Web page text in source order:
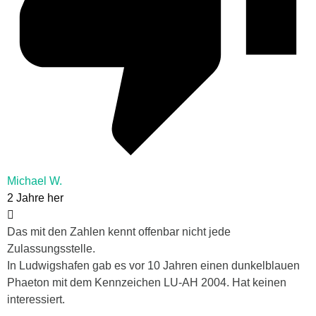
Michael W.
2 Jahre her
Das mit den Zahlen kennt offenbar nicht jede
Zulassungsstelle.
In Ludwigshafen gab es vor 10 Jahren einen dunkelblauen
Phaeton mit dem Kennzeichen LU-AH 2004. Hat keinen
interessiert.